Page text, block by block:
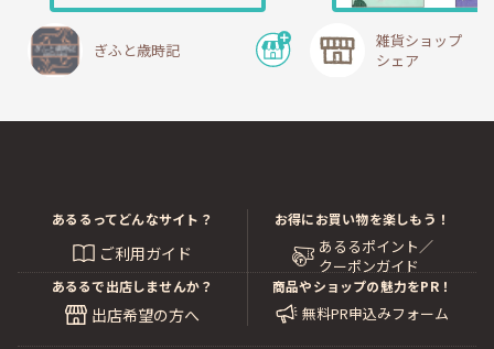
ぎふと歳時記
雑貨ショップ ハ
シェア
あるるってどんなサイト？
ご利用ガイド
お得にお買い物を楽しもう！
あるるポイント／
クーポンガイド
あるるで出店しませんか？
出店希望の方へ
商品やショップの魅力をPR！
無料PR申込みフォーム